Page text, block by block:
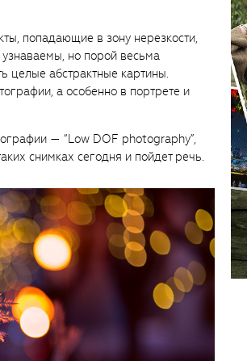
попадающие в зону нерезкости,
но порой весьма
целые абстрактные картины.
а особенно в портрете и
— “Low DOF photography”,
снимках сегодня и пойдет речь.